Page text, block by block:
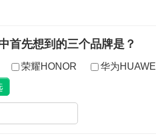
首先想到的三个品牌是？
荣耀HONOR 华为HUAWEI